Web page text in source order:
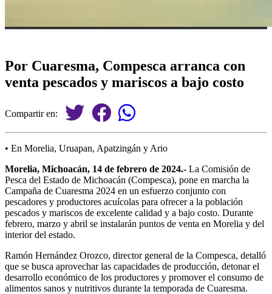
Por Cuaresma, Compesca arranca con
venta pescados y mariscos a bajo costo
Compartir en:
• En Morelia, Uruapan, Apatzingán y Ario
Morelia, Michoacán, 14 de febrero de 2024.- La Comisión de
Pesca del Estado de Michoacán (Compesca), pone en marcha la
Campaña de Cuaresma 2024 en un esfuerzo conjunto con
pescadores y productores acuícolas para ofrecer a la población
pescados y mariscos de excelente calidad y a bajo costo. Durante
febrero, marzo y abril se instalarán puntos de venta en Morelia y del
interior del estado.
Ramón Hernández Orozco, director general de la Compesca, detalló
que se busca aprovechar las capacidades de producción, detonar el
desarrollo económico de los productores y promover el consumo de
alimentos sanos y nutritivos durante la temporada de Cuaresma.